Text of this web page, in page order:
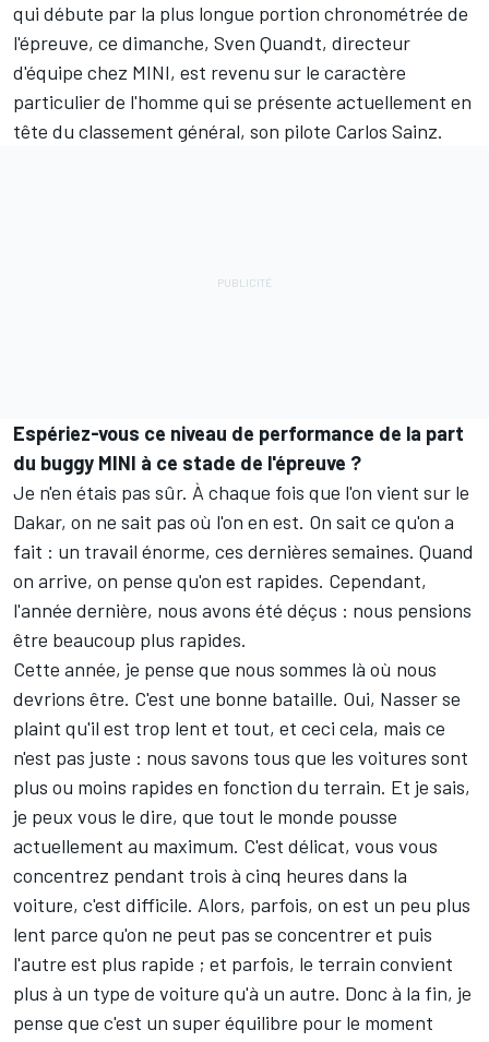
qui débute par la plus longue portion chronométrée de
l'épreuve, ce dimanche, Sven Quandt, directeur
d'équipe chez MINI, est revenu sur le caractère
particulier de l'homme qui se présente actuellement en
tête du classement général, son pilote Carlos Sainz.
Espériez-vous ce niveau de performance de la part
du buggy MINI à ce stade de l'épreuve ?
Je n'en étais pas sûr. À chaque fois que l'on vient sur le
Dakar, on ne sait pas où l'on en est. On sait ce qu'on a
fait : un travail énorme, ces dernières semaines. Quand
on arrive, on pense qu'on est rapides. Cependant,
l'année dernière, nous avons été déçus : nous pensions
être beaucoup plus rapides.
Cette année, je pense que nous sommes là où nous
devrions être. C'est une bonne bataille. Oui, Nasser se
plaint qu'il est trop lent et tout, et ceci cela, mais ce
n'est pas juste : nous savons tous que les voitures sont
plus ou moins rapides en fonction du terrain. Et je sais,
je peux vous le dire, que tout le monde pousse
actuellement au maximum. C'est délicat, vous vous
concentrez pendant trois à cinq heures dans la
voiture, c'est difficile. Alors, parfois, on est un peu plus
lent parce qu'on ne peut pas se concentrer et puis
l'autre est plus rapide ; et parfois, le terrain convient
plus à un type de voiture qu'à un autre. Donc à la fin, je
pense que c'est un super équilibre pour le moment